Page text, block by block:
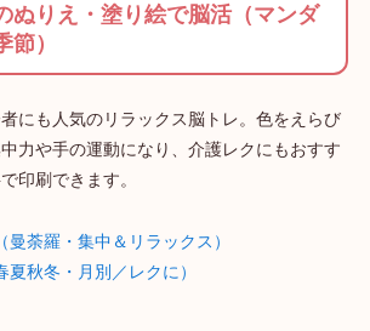
ぬりえ・塗り絵で脳活（マンダ
節）
にも人気のリラックス脳トレ。色をえらび
力や手の運動になり、介護レクにもおすす
印刷できます。
曼荼羅・集中＆リラックス）
秋冬・月別／レクに）